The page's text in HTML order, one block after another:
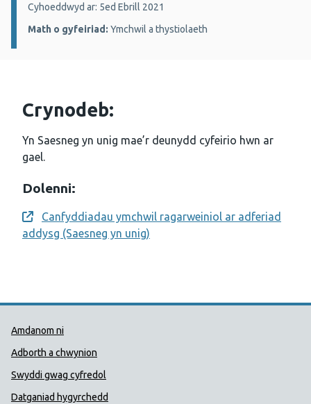
Manylion:
Cyhoeddwyd ar: 5ed Ebrill 2021
Math o gyfeiriad: Ymchwil a thystiolaeth
Crynodeb:
Yn Saesneg yn unig mae’r deunydd cyfeirio hwn ar
gael.
Dolenni:
Opens a new window
Canfyddiadau ymchwil ragarweiniol ar adferiad
addysg (Saesneg yn unig)
Dolenni Cymorth Iechyd
Amdanom ni
Adborth a chwynion
Swyddi gwag cyfredol
Datganiad hygyrchedd